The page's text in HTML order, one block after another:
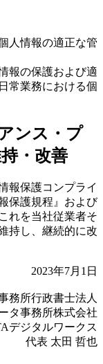
人情報の適正な管
報の保護および適
常業務における個
ンス・プ
・改善
報保護コンプライ
保護規程』および
れを当社従業者そ
持し、継続的に改
2023年7月1日
務所行政書士法人
タ事務所株式会社
デジタルワークス
代表 太田 哲也